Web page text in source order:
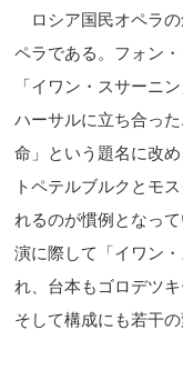
ロシア国民オペラの
ペラである。フォン
「イワン・スサーニ
ハーサルに立ち合っ
命」という題名に改
トペテルブルクとモ
れるのが慣例となっ
演に際して「イワン
れ、台本もゴロデツ
そして構成にも若干の